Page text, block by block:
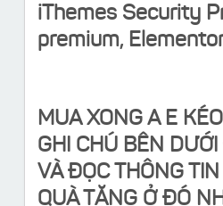
iThemes Security
premium,
MUA XONG A E
GHI CHÚ BÊN
VÀ ĐỌC THÔNG
QUÀ TẶNG Ở ĐÓ